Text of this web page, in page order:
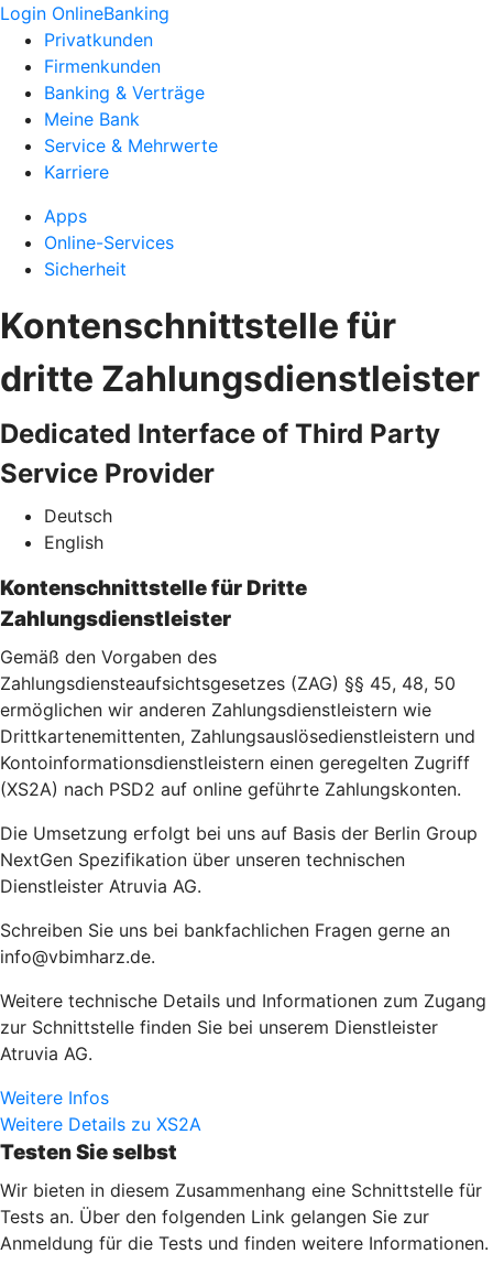
Login OnlineBanking
Privatkunden
Firmenkunden
Banking & Verträge
Meine Bank
Service & Mehrwerte
Karriere
Apps
Online-Services
Sicherheit
Kontenschnittstelle für
dritte Zahlungsdienstleister
Dedicated Interface of Third Party
Service Provider
Deutsch
English
Kontenschnittstelle für Dritte
Zahlungsdienstleister
Gemäß den Vorgaben des
Zahlungsdiensteaufsichtsgesetzes (ZAG) §§ 45, 48, 50
ermöglichen wir anderen Zahlungsdienstleistern wie
Drittkartenemittenten, Zahlungsauslösedienstleistern und
Kontoinformationsdienstleistern einen geregelten Zugriff
(XS2A) nach PSD2 auf online geführte Zahlungskonten.
Die Umsetzung erfolgt bei uns auf Basis der Berlin Group
NextGen Spezifikation über unseren technischen
Dienstleister Atruvia AG.
Schreiben Sie uns bei bankfachlichen Fragen gerne an
info@vbimharz.de.
Weitere technische Details und Informationen zum Zugang
zur Schnittstelle finden Sie bei unserem Dienstleister
Atruvia AG.
Weitere Infos
Weitere Details zu XS2A
Testen Sie selbst
Wir bieten in diesem Zusammenhang eine Schnittstelle für
Tests an. Über den folgenden Link gelangen Sie zur
Anmeldung für die Tests und finden weitere Informationen.